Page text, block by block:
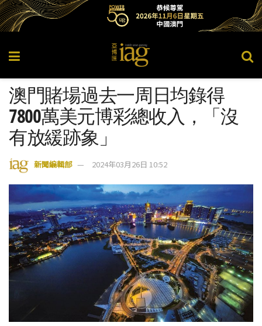
澳門賭場過去一周日均錄得
7800萬美元博彩總收入，「沒
有放緩跡象」
新聞編輯部 2024年03月26日 10:52